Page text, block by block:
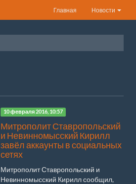
Главная Новости
10 февраля 2016, 10:57
Митрополит Ставропольский
и Невинномысский Кирилл
завёл аккаунты в социальных
сетях
Митрополит Ставропольский и
Невинномысский Кирилл сообщил,